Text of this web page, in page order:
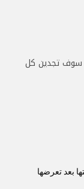
سوف تجدين كل
بعد تعرضها